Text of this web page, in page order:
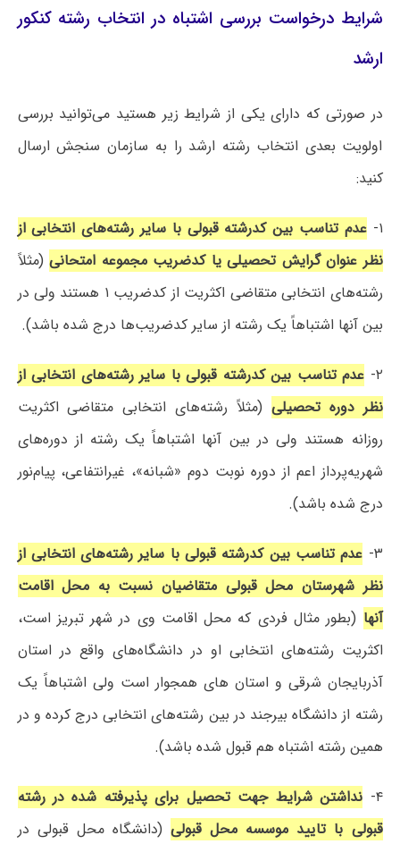
شرایط درخواست بررسی اشتباه در انتخاب رشته کنکور
ارشد
در صورتی که دارای یکی از شرایط زیر هستید می‌توانید بررسی
اولویت بعدی انتخاب رشته ارشد را به سازمان سنجش ارسال
کنید:
۱- عدم تناسب بین کدرشته قبولی با سایر رشته‌های انتخابی از
نظر عنوان گرایش تحصیلی یا کدضریب مجموعه امتحانی (مثلاً
رشته‌های انتخابی متقاضی اکثریت از کدضریب ۱ هستند ولی در
بین آنها اشتباهاً یک رشته از سایر کدضریب‌ها درج شده باشد).
۲- عدم تناسب بین کدرشته قبولی با سایر رشته‌های انتخابی از
نظر دوره تحصیلی (مثلاً رشته‌های انتخابی متقاضی اکثریت
روزانه هستند ولی در بین آنها اشتباهاً یک رشته از دوره‌های
شهریه‌پرداز اعم از دوره نوبت دوم «شبانه»، غیرانتفاعی، پیام‌نور
درج شده باشد).
۳- عدم تناسب بین کدرشته قبولی با سایر رشته‌های انتخابی از
نظر شهرستان محل قبولی متقاضیان نسبت به محل اقامت
آنها (بطور مثال فردی که محل اقامت وی در شهر تبریز است،
اکثریت رشته‌های انتخابی او در دانشگاه‌های واقع در استان
آذربایجان شرقی و استان های همجوار است ولی اشتباهاً یک
رشته از دانشگاه بیرجند در بین رشته‌های انتخابی درج کرده و در
همین رشته اشتباه هم قبول شده باشد).
۴- نداشتن شرایط جهت تحصیل برای پذیرفته شده در رشته
قبولی با تایید موسسه محل قبولی (دانشگاه محل قبولی در